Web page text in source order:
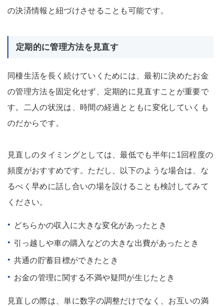
の決済情報と紐づけさせることも可能です。
定期的に管理方法を見直す
同棲生活を長く続けていくためには、最初に決めたお金
の管理方法を固定化せず、定期的に見直すことが重要で
す。二人の状況は、時間の経過とともに変化していくも
のだからです。
見直しのタイミングとしては、最低でも半年に1回程度の
頻度がおすすめです。ただし、以下のような場合は、な
るべく早めに話し合いの場を設けることも検討してみて
ください。
どちらかの収入に大きな変化があったとき
引っ越しや車の購入などの大きな出費があったとき
共通の貯蓄目標ができたとき
お金の管理に関する不満や疑問が生じたとき
見直しの際は、単に数字の調整だけでなく、お互いの満